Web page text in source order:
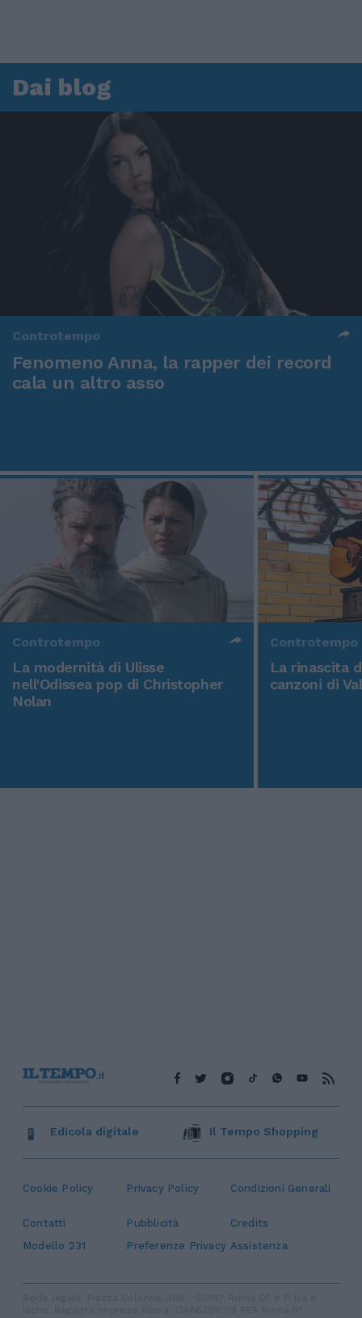
Dai blog
Controtempo
Fenomeno Anna, la rapper dei record
cala un altro asso
Controtempo
La modernità di Ulisse
nell'Odissea pop di Christopher
Nolan
Controtempo
La rinascita
canzoni di
Cookie Policy Privacy Policy Condizioni Generali
Contatti Pubblicità
Credits
Modello 231
Preferenze Privacy Assistenza
Edicola digitale Il Tempo Shopping